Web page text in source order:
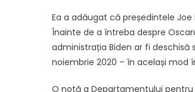
Ea a adăugat că președintele
Înainte de a întreba despre
administrația Biden ar fi
noiembrie 2020 – în același mod
O notă a Departamentului